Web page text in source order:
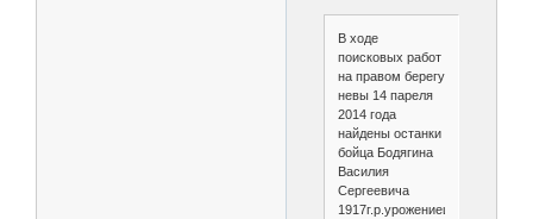
В ходе
поисковых работ
на правом берегу
невы 14 пареля
2014 года
найдены останки
бойца Бодягина
Василия
Сергеевича
1917г.р.урожениец